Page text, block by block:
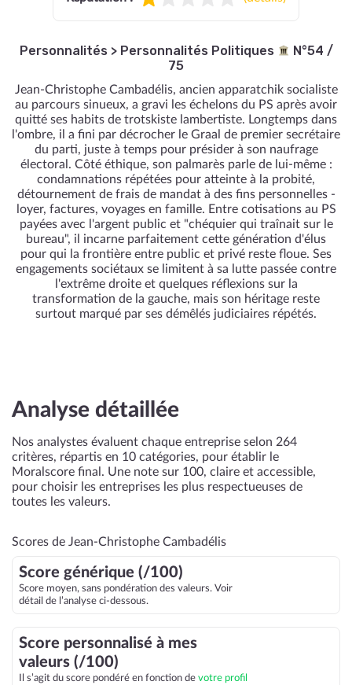
Personnalités> Personnalités Politiques
N°54 /
75
Jean-Christophe Cambadélis, ancien apparatchik socialiste
au parcours sinueux, a gravi les échelons du PS après avoir
quitté ses habits de trotskiste lambertiste. Longtemps dans
l'ombre, il a fini par décrocher le Graal de premier secrétaire
du parti, juste à temps pour présider à son naufrage
électoral. Côté éthique, son palmarès parle de lui-même :
condamnations répétées pour atteinte à la probité,
détournement de frais de mandat à des fins personnelles -
loyer, factures, voyages en famille. Entre cotisations au PS
payées avec l'argent public et "chéquier qui traînait sur le
bureau", il incarne parfaitement cette génération d'élus
pour qui la frontière entre public et privé reste floue. Ses
engagements sociétaux se limitent à sa lutte passée contre
l'extrême droite et quelques réflexions sur la
transformation de la gauche, mais son héritage reste
surtout marqué par ses démêlés judiciaires répétés.
Analyse détaillée
Nos analystes évaluent chaque entreprise selon 264
critères, répartis en 10 catégories, pour établir le
Moralscore final. Une note sur 100, claire et accessible,
pour choisir les entreprises les plus respectueuses de
toutes les valeurs.
Scores de Jean-Christophe Cambadélis
Score générique (/100)
Score moyen, sans pondération des valeurs. Voir
détail de l’analyse ci-dessous.
Score personnalisé à mes
valeurs (/100)
Il s’agit du score pondéré en fonction de votre profil